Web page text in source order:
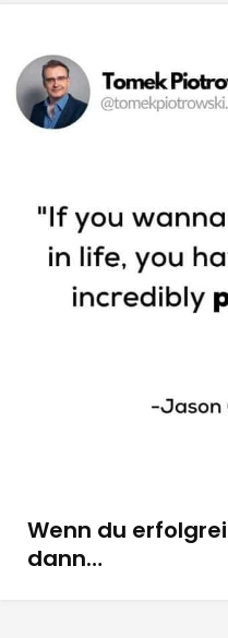
Wenn du
dann…